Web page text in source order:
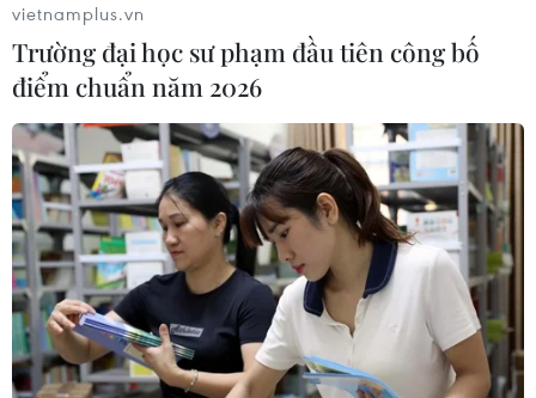
vietnamplus.vn
Trường đại học sư phạm đầu tiên công bố
điểm chuẩn năm 2026